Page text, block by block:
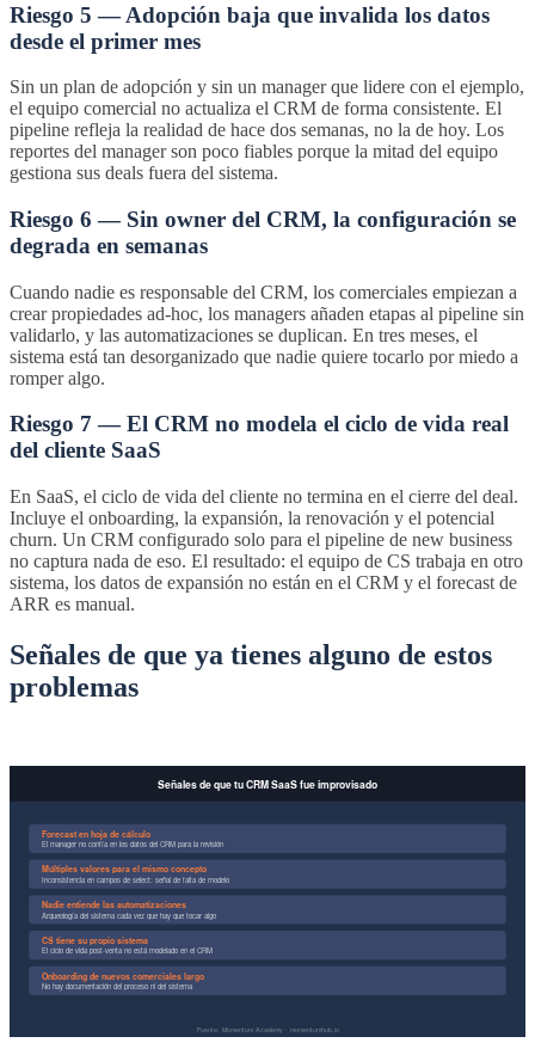
Riesgo 5 — Adopción baja que invalida los datos
desde el primer mes
Sin un plan de adopción y sin un manager que lidere con el ejemplo,
el equipo comercial no actualiza el CRM de forma consistente. El
pipeline refleja la realidad de hace dos semanas, no la de hoy. Los
reportes del manager son poco fiables porque la mitad del equipo
gestiona sus deals fuera del sistema.
Riesgo 6 — Sin owner del CRM, la configuración se
degrada en semanas
Cuando nadie es responsable del CRM, los comerciales empiezan a
crear propiedades ad-hoc, los managers añaden etapas al pipeline sin
validarlo, y las automatizaciones se duplican. En tres meses, el
sistema está tan desorganizado que nadie quiere tocarlo por miedo a
romper algo.
Riesgo 7 — El CRM no modela el ciclo de vida real
del cliente SaaS
En SaaS, el ciclo de vida del cliente no termina en el cierre del deal.
Incluye el onboarding, la expansión, la renovación y el potencial
churn. Un CRM configurado solo para el pipeline de new business
no captura nada de eso. El resultado: el equipo de CS trabaja en otro
sistema, los datos de expansión no están en el CRM y el forecast de
ARR es manual.
Señales de que ya tienes alguno de estos
problemas